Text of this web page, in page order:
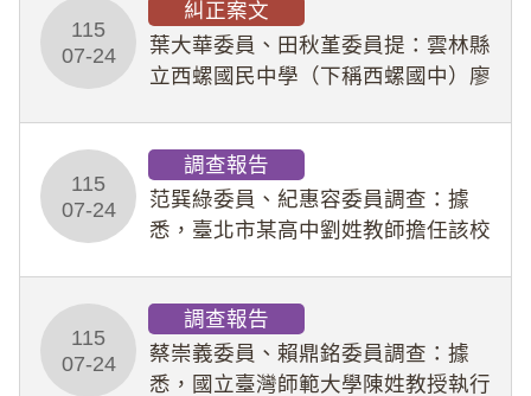
業把關與糾錯功能，不僅首份調查報
告漏未審酌師生不
115
07-24
糾正案文
葉大華委員、田秋堇委員提：雲林縣
立西螺國民中學（下稱西螺國中）廖
教羽球隊學生等行為，歷經該校校園
事件處理會議（下
115
07-24
調查報告
范巽綠委員、紀惠容委員調查：據
悉，臺北市某高中劉姓教師擔任該校
行拍攝特定樣態性影像並以手機傳送
劉師。該生因畏懼成
115
07-24
調查報告
蔡崇義委員、賴鼎銘委員調查：據
悉，國立臺灣師範大學陳姓教授執行